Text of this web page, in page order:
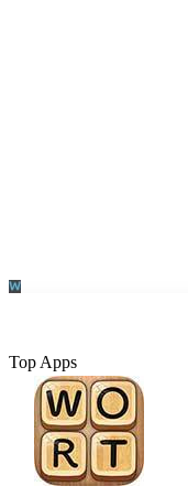
Top Apps